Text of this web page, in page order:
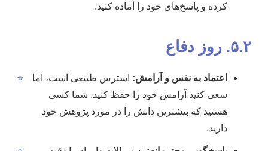
کرده و پاسخ‌های خود را آماده کنید.
۵.۲. روز دفاع
⭐ اعتماد به نفس و آرامش: استرس طبیعی است، اما
سعی کنید آرامش خود را حفظ کنید. شما کسی
هستید که بیشترین دانش را در مورد پژوهش خود
دارید.